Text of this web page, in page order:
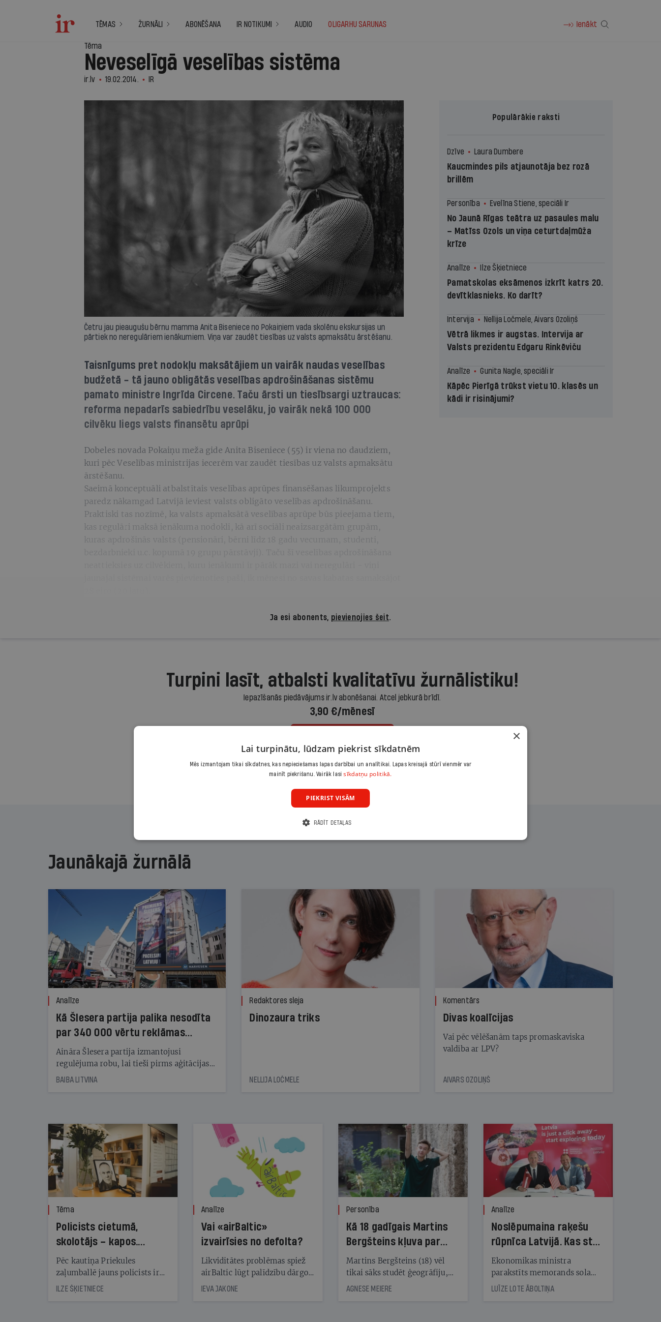
TĒMAS ŽURNĀLI ABONĒŠANA IR NOTIKUMI AUDIO OLIGARHU SARUNAS Ienākt
Tēma
Neveselīgā veselības sistēma
ir.lv 19.02.2014. IR
Četru jau pieaugušu bērnu mamma Anita Biseniece no Pokaiņiem vada skolēnu ekskursijas un
pārtiek no neregulāriem ienākumiem. Viņa var zaudēt tiesības uz valsts apmaksātu ārstēšanu.
Taisnīgums pret nodokļu maksātājiem un vairāk naudas veselības
budžetā - tā jauno obligātās veselības apdrošināšanas sistēmu
pamato ministre Ingrīda Circene. Taču ārsti un tiesībsargi uztraucas:
reforma nepadarīs sabiedrību veselāku, jo vairāk nekā 100 000
cilvēku liegs valsts finansētu aprūpi
Dobeles novada Pokaiņu meža gide Anita Biseniece (55) ir viena no daudziem,
kuri pēc Veselības ministrijas iecerēm var zaudēt tiesības uz valsts apmaksātu
ārstēšanu.
Saeimā konceptuāli atbalstītais veselības aprūpes finansēšanas likumprojekts
paredz nākamgad Latvijā ieviest valsts obligāto veselības apdrošināšanu.
Praktiski tas nozīmē, ka valsts apmaksātā veselības aprūpe būs pieejama tiem,
kas regulāri maksā ienākuma nodokli, kā arī sociāli neaizsargātām grupām,
kuras apdrošinās valsts (pensionāri, bērni līdz 18 gadu vecumam, studenti,
Populārākie raksti
Dzīve Laura Dumbere
Kaucmindes pils atjaunotāja bez rozā
brillēm
Personība Evelīna Stiene, speciāli Ir
No Jaunā Rīgas teātra uz pasaules malu
– Matīss Ozols un viņa ceturtdaļmūža
krīze
Analīze Ilze Šķietniece
Pamatskolas eksāmenos izkrīt katrs 20.
devītklasnieks. Ko darīt?
Intervija Nellija Ločmele, Aivars Ozoliņš
Vētrā likmes ir augstas. Intervija ar
Valsts prezidentu Edgaru Rinkēviču
Analīze Gunita Nagle, speciāli Ir
Kāpēc Pierīgā trūkst vietu 10. klasēs un
kādi ir risinājumi?
Ja esi abonents, pievienojies šeit.
Turpini lasīt, atbalsti kvalitatīvu žurnālistiku!
Iepazīšanās piedāvājums ir.lv abonēšanai. Atcel jebkurā brīdī.
3,90 €/mēnesī
Citas abonēšanas iespējas meklē šeit
Jaunākajā žurnālā
Analīze
Kā Šlesera partija palika nesodīta
par 340 000 vērtu reklāmas
kampaņu
Aināra Šlesera partija izmantojusi
regulējuma robu, lai tieši pirms aģitācijas
starta izreklamētos par summu, kas
BAIBA LITVINA
Redaktores sleja
Dinozaura triks
NELLIJA LOČMELE
Komentārs
Divas koalīcijas
Vai pēc vēlēšanām taps promaskaviska
valdība ar LPV?
AIVARS OZOLIŅŠ
Tēma
Policists cietumā,
skolotājs – kapos.
Reibuma cena Priekulē
Pēc kautiņa Priekules
zaļumballē jauns policists ir
nonācis cietumā, bet
cienījams pedagogs — kapos.
ILZE ŠĶIETNIECE
Analīze
Vai «airBaltic»
izvairīsies no defolta?
Likviditātes problēmas spiež
airBaltic lūgt palīdzību dārgo
obligāciju turētājiem, taču
IEVA JAKONE
Personība
Kā 18 gadīgais Martins
Bergšteins kļuva par
laika ziņu seju?
Martins Bergšteins (18) vēl
tikai sāks studēt ģeogrāfiju,
bet viņa sacītajam jau uzticas
AGNESE MEIERE
Analīze
Noslēpumaina raķešu
rūpnīca Latvijā. Kas stāv
aiz vērienīgā
priekšvēlēšanu
solījuma?
Ekonomikas ministra
parakstīts memorands sola
Latvijā būvēt artilērijas raķešu
rūpnīcu, taču ASV investoram
LUĪZE LOTE ĀBOLTIŅA
×
Lai turpinātu, lūdzam piekrist sīkdatnēm
Mēs izmantojam tikai sīkdatnes, kas nepieciešamas lapas darbībai un analītikai. Lapas kreisajā stūrī vienmēr var
mainīt piekrišanu. Vairāk lasisīkdatņu politikā.
PIEKRIST VISĀM
RĀDĪT DETAĻAS